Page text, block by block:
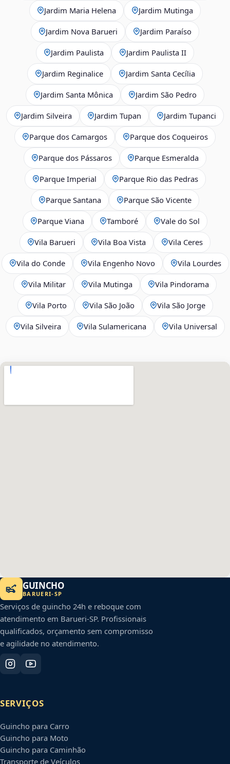
Jardim Maria Helena Jardim Mutinga
Jardim Nova Barueri Jardim Paraíso
Jardim Paulista Jardim Paulista II
Jardim Reginalice Jardim Santa Cecília
Jardim Santa Mônica Jardim São Pedro
Jardim Silveira Jardim Tupan Jardim Tupanci
Parque dos Camargos Parque dos Coqueiros
Parque dos Pássaros Parque Esmeralda
Parque Imperial Parque Rio das Pedras
Parque Santana Parque São Vicente
Parque Viana Tamboré Vale do Sol
Vila Barueri Vila Boa Vista Vila Ceres
Vila do Conde Vila Engenho Novo Vila Lourdes
Vila Militar Vila Mutinga Vila Pindorama
Vila Porto Vila São João Vila São Jorge
Vila Silveira Vila Sulamericana Vila Universal
GUINCHO
BARUERI-SP
Serviços de guincho 24h e reboque com
atendimento em Barueri-SP. Profissionais
qualificados, orçamento sem compromisso
e agilidade no atendimento.
SERVIÇOS
Guincho para Carro
Guincho para Moto
Guincho para Caminhão
Transporte de Veículos